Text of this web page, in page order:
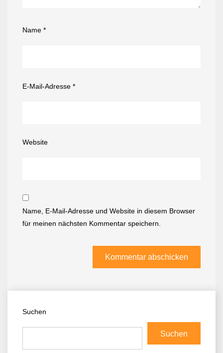
Name *
E-Mail-Adresse *
Website
Name, E-Mail-Adresse und Website in diesem Browser
für meinen nächsten Kommentar speichern.
Suchen
Suchen